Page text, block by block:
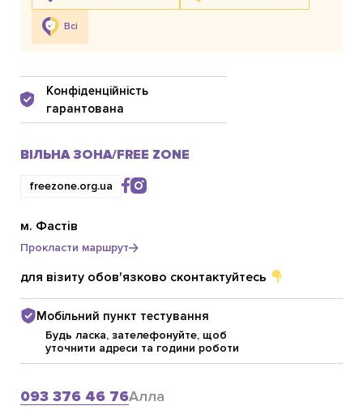
Всі
Конфіденційність
гарантована
ВІЛЬНА ЗОНА/FREE ZONE
freezone.org.ua
м. Фастів
Прокласти маршрут
для візиту обов'язково сконтактуйтесь
Мобільний пункт тестування
Будь ласка, зателефонуйте, щоб
уточнити адреси та години роботи
093 376 46 76Алла